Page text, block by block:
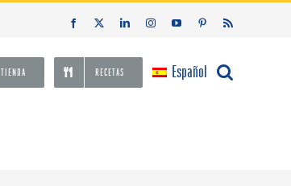
Facebook LinkedInInstagramYouTubePinterestRss
TIENDA RECETAS Español